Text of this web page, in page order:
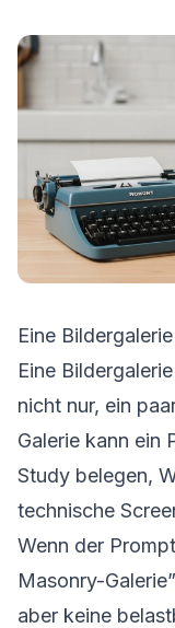
Eine
Eine
nicht nur, ein
Galerie kann ein
Study belegen,
technische
Wenn der
Masonry-
aber keine